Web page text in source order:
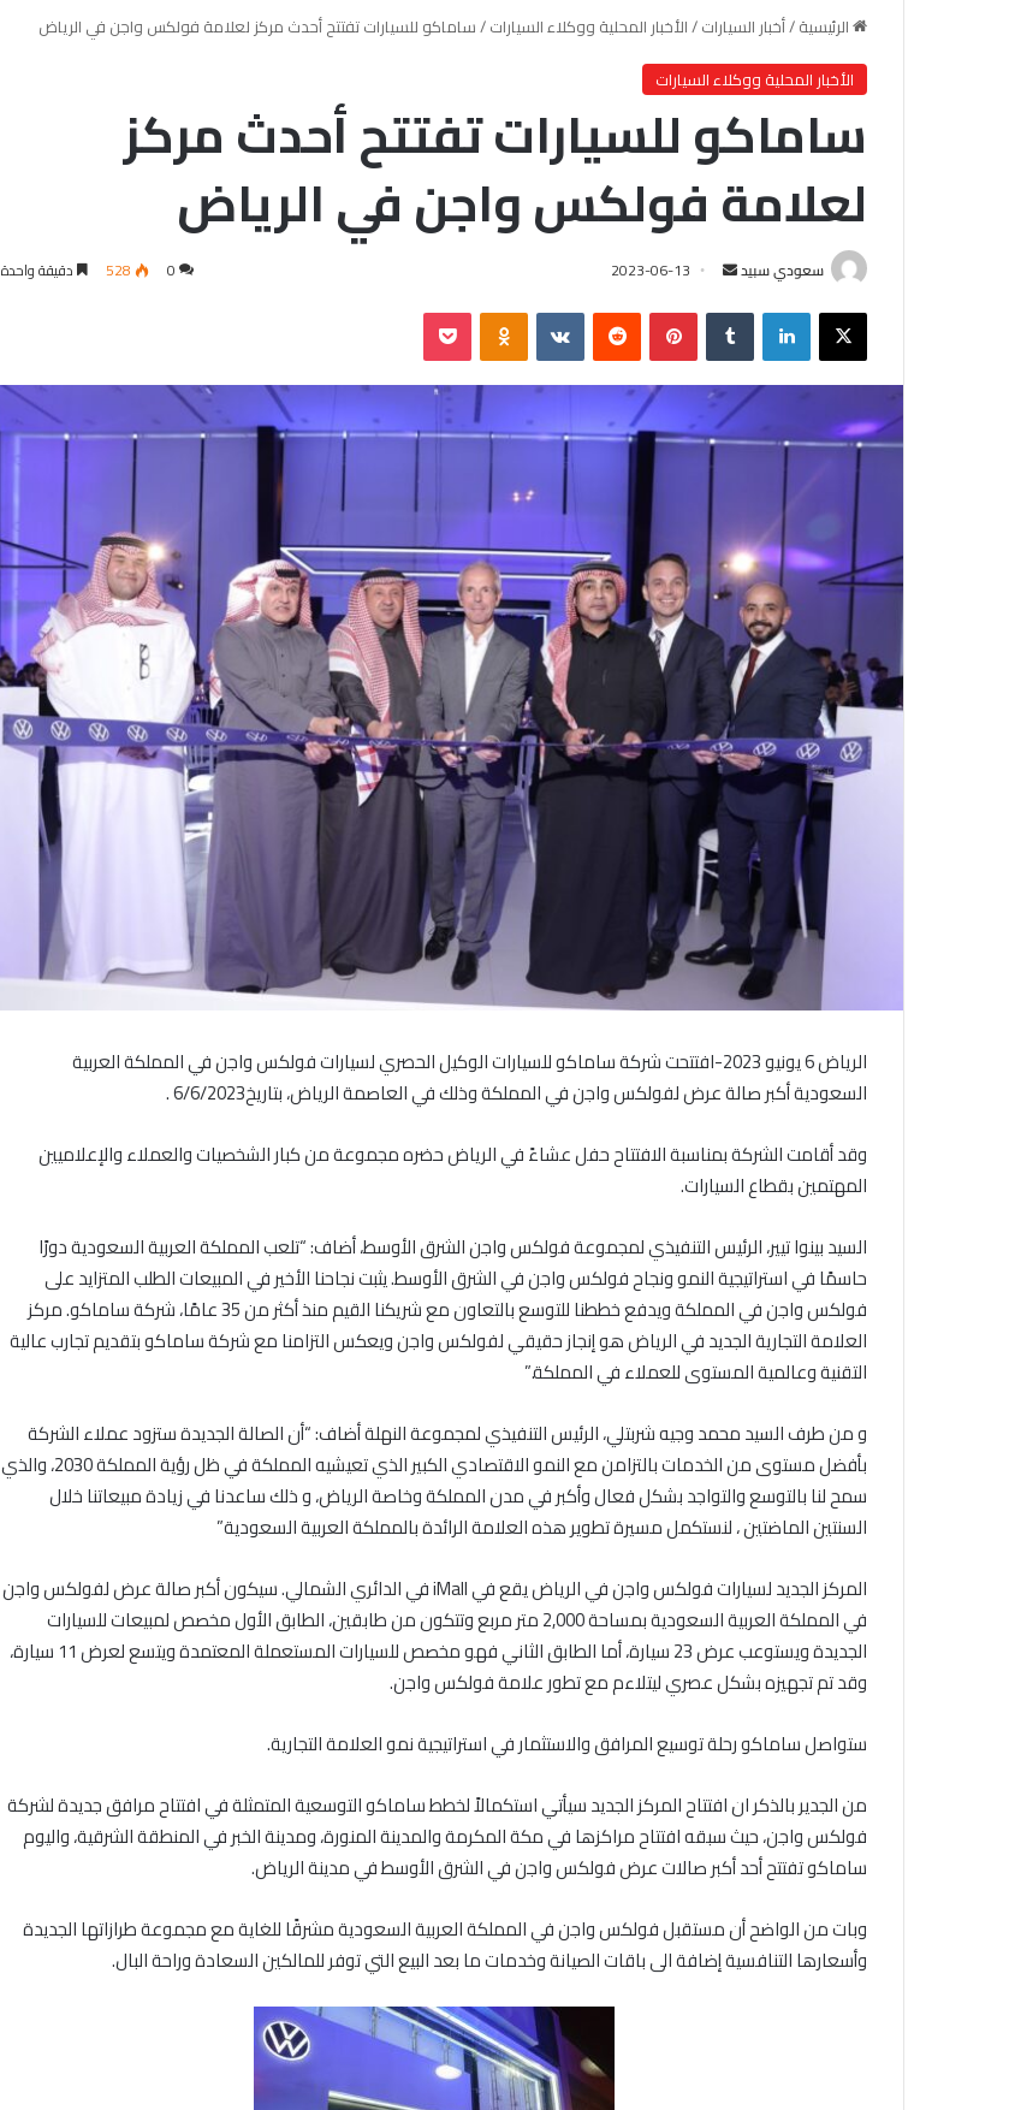
الرئيسية/أخبار السيارات/الأخبار المحلية ووكلاء السيارات/ساماكو للسيارات تفتتح أحدث مركز لعلامة فولكس واجن في الرياض
الأخبار المحلية ووكلاء السيارات
ساماكو للسيارات تفتتح أحدث مركز
لعلامة فولكس واجن في الرياض
سعودي سبيد
ل
ب
ر
ي
ل
ك
ر
ي
ا
2023-06-13
0
528 دقيقة واحدة
لينكدإن بينتيريست
الرياض 6 يونيو 2023-افتتحت شركة ساماكو للسيارات الوكيل الحصري لسيارات فولكس واجن في المملكة العربية
السعودية أكبر صالة عرض لفولكس واجن في المملكة وذلك في العاصمة الرياض، بتاريخ6/6/2023 .
وقد أقامت الشركة بمناسبة الافتتاح حفل عشاءً في الرياض حضره مجموعة من كبار الشخصيات والعملاء والإعلاميين
المهتمين بقطاع السيارات.
السيد بينوا تيير، الرئيس التنفيذي لمجموعة فولكس واجن الشرق الأوسط، أضاف: “تلعب المملكة العربية السعودية دورًا
حاسمًا في استراتيجية النمو ونجاح فولكس واجن في الشرق الأوسط. يثبت نجاحنا الأخير في المبيعات الطلب المتزايد على
فولكس واجن في المملكة ويدفع خططنا للتوسع بالتعاون مع شريكنا القيم منذ أكثر من 35 عامًا، شركة ساماكو. مركز
العلامة التجارية الجديد في الرياض هو إنجاز حقيقي لفولكس واجن ويعكس التزامنا مع شركة ساماكو بتقديم تجارب عالية
التقنية وعالمية المستوى للعملاء في المملكة.”
و من طرف السيد محمد وجيه شربتلي، الرئيس التنفيذي لمجموعة النهلة أضاف: “أن الصالة الجديدة ستزود عملاء الشركة
بأفضل مستوى من الخدمات بالتزامن مع النمو الاقتصادي الكبير الذي تعيشيه المملكة في ظل رؤية المملكة 2030، والذي
سمح لنا بالتوسع والتواجد بشكل فعال وأكبر في مدن المملكة وخاصة الرياض، و ذلك ساعدنا في زيادة مبيعاتنا خلال
السنتين الماضتين ، لنستكمل مسيرة تطوير هذه العلامة الرائدة بالمملكة العربية السعودية”
المركز الجديد لسيارات فولكس واجن في الرياض يقع في iMall في الدائري الشمالي. سيكون أكبر صالة عرض لفولكس واجن
في المملكة العربية السعودية بمساحة 2,000 متر مربع وتتكون من طابقين، الطابق الأول مخصص لمبيعات للسيارات
الجديدة ويستوعب عرض 23 سيارة، أما الطابق الثاني فهو مخصص للسيارات المستعملة المعتمدة ويتسع لعرض 11 سيارة،
وقد تم تجهيزه بشكل عصري ليتلاءم مع تطور علامة فولكس واجن.
ستواصل ساماكو رحلة توسيع المرافق والاستثمار في استراتيجية نمو العلامة التجارية.
من الجدير بالذكر ان افتتاح المركز الجديد سيأتي استكمالاً لخطط ساماكو التوسعية المتمثلة في افتتاح مرافق جديدة لشركة
فولكس واجن، حيث سبقه افتتاح مراكزها في مكة المكرمة والمدينة المنورة، ومدينة الخبر في المنطقة الشرقية، واليوم
ساماكو تفتتح أحد أكبر صالات عرض فولكس واجن في الشرق الأوسط في مدينة الرياض.
وبات من الواضح أن مستقبل فولكس واجن في المملكة العربية السعودية مشرقًا للغاية مع مجموعة طرازاتها الجديدة
وأسعارها التنافسية إضافة الى باقات الصيانة وخدمات ما بعد البيع التي توفر للمالكين السعادة وراحة البال.